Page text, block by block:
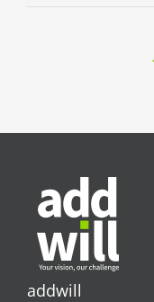
addwill